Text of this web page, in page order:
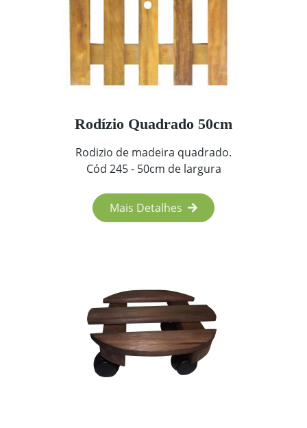
Rodízio Quadrado 50cm
Rodizio de madeira quadrado.
Cód 245 - 50cm de largura
Mais Detalhes